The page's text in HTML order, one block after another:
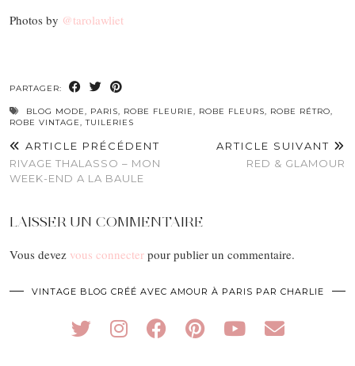
Photos by @tarolawliet
PARTAGER:
BLOG MODE, PARIS, ROBE FLEURIE, ROBE FLEURS, ROBE RÉTRO,
ROBE VINTAGE,TUILERIES
ARTICLE PRÉCÉDENT
RIVAGE THALASSO – MON
WEEK-END A LA BAULE
ARTICLE SUIVANT
RED & GLAMOUR
LAISSER UN COMMENTAIRE
Vous devez vous connecter pour publier un commentaire.
VINTAGE BLOG CRÉÉ AVEC AMOUR À PARIS PAR CHARLIE